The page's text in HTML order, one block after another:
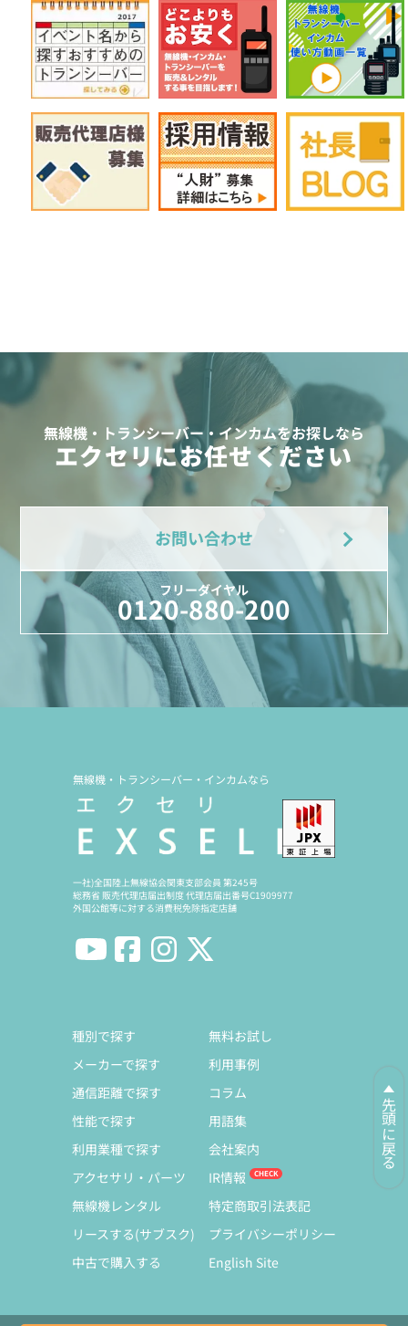
無線機・トランシーバー・インカムをお探しなら
エクセリにお任せください
お問い合わせ
フリーダイヤル
0120-880-200
先頭に戻る
無線機・トランシーバー・インカムなら
一社)全国陸上無線協会関東支部会員 第245号
総務省 販売代理店届出制度 代理店届出番号C1909977
外国公館等に対する消費税免除指定店舗
種別で探す
メーカーで探す
通信距離で探す
性能で探す
利用業種で探す
アクセサリ・パーツ
無線機レンタル
リースする(サブスク)
中古で購入する
無料お試し
利用事例
コラム
用語集
会社案内
IR情報
特定商取引法表記
プライバシーポリシー
English Site